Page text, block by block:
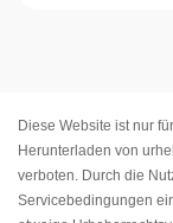
Diese Website ist nur
Herunterladen von
verboten. Durch die
Servicebedingungen